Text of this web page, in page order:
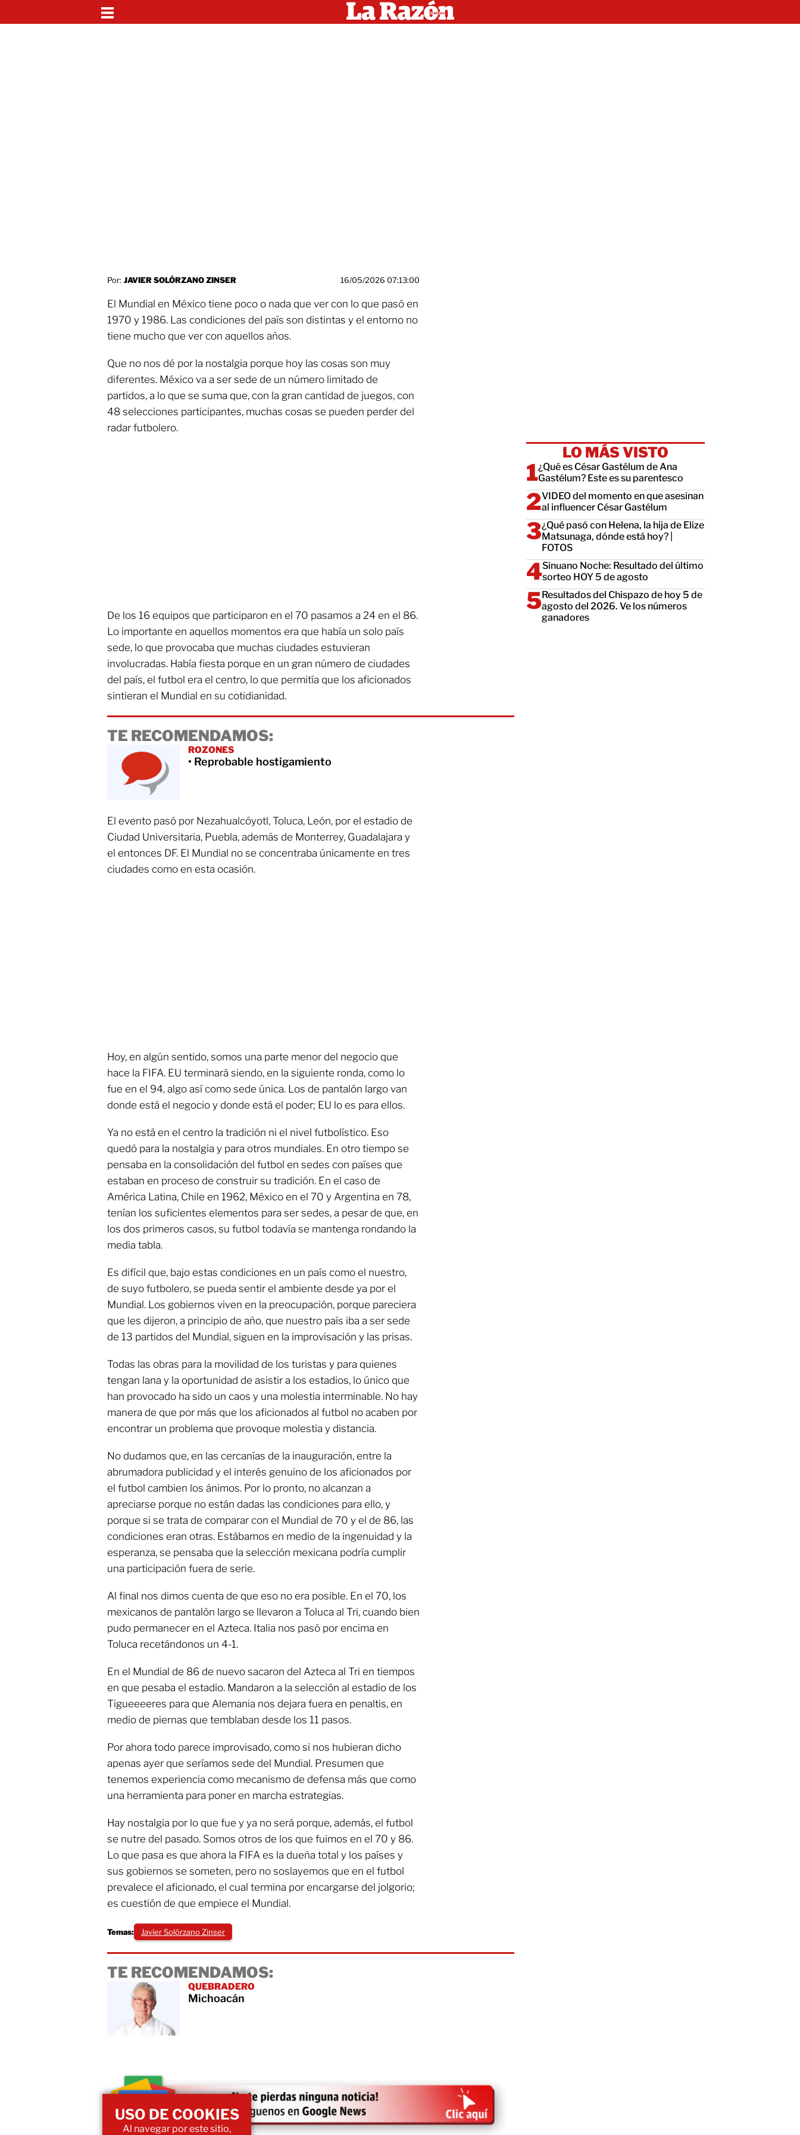
Por: JAVIER SOLÓRZANO ZINSER 16/05/2026 07:13:00
El Mundial en México tiene poco o nada que ver con lo que pasó en
1970 y 1986. Las condiciones del país son distintas y el entorno no
tiene mucho que ver con aquellos años.
Que no nos dé por la nostalgia porque hoy las cosas son muy
diferentes. México va a ser sede de un número limitado de
partidos, a lo que se suma que, con la gran cantidad de juegos, con
48 selecciones participantes, muchas cosas se pueden perder del
radar futbolero.
De los 16 equipos que participaron en el 70 pasamos a 24 en el 86.
Lo importante en aquellos momentos era que había un solo país
sede, lo que provocaba que muchas ciudades estuvieran
involucradas. Había fiesta porque en un gran número de ciudades
del país, el futbol era el centro, lo que permitía que los aficionados
sintieran el Mundial en su cotidianidad.
TE RECOMENDAMOS:
ROZONES
• Reprobable hostigamiento
El evento pasó por Nezahualcóyotl, Toluca, León, por el estadio de
Ciudad Universitaria, Puebla, además de Monterrey, Guadalajara y
el entonces DF. El Mundial no se concentraba únicamente en tres
ciudades como en esta ocasión.
Hoy, en algún sentido, somos una parte menor del negocio que
hace la FIFA. EU terminará siendo, en la siguiente ronda, como lo
fue en el 94, algo así como sede única. Los de pantalón largo van
donde está el negocio y donde está el poder; EU lo es para ellos.
Ya no está en el centro la tradición ni el nivel futbolístico. Eso
quedó para la nostalgia y para otros mundiales. En otro tiempo se
pensaba en la consolidación del futbol en sedes con países que
estaban en proceso de construir su tradición. En el caso de
América Latina, Chile en 1962, México en el 70 y Argentina en 78,
tenían los suficientes elementos para ser sedes, a pesar de que, en
los dos primeros casos, su futbol todavía se mantenga rondando la
media tabla.
Es difícil que, bajo estas condiciones en un país como el nuestro,
de suyo futbolero, se pueda sentir el ambiente desde ya por el
Mundial. Los gobiernos viven en la preocupación, porque pareciera
que les dijeron, a principio de año, que nuestro país iba a ser sede
de 13 partidos del Mundial, siguen en la improvisación y las prisas.
Todas las obras para la movilidad de los turistas y para quienes
tengan lana y la oportunidad de asistir a los estadios, lo único que
han provocado ha sido un caos y una molestia interminable. No hay
manera de que por más que los aficionados al futbol no acaben por
encontrar un problema que provoque molestia y distancia.
No dudamos que, en las cercanías de la inauguración, entre la
abrumadora publicidad y el interés genuino de los aficionados por
el futbol cambien los ánimos. Por lo pronto, no alcanzan a
apreciarse porque no están dadas las condiciones para ello, y
porque si se trata de comparar con el Mundial de 70 y el de 86, las
condiciones eran otras. Estábamos en medio de la ingenuidad y la
esperanza, se pensaba que la selección mexicana podría cumplir
una participación fuera de serie.
Al final nos dimos cuenta de que eso no era posible. En el 70, los
mexicanos de pantalón largo se llevaron a Toluca al Tri, cuando bien
pudo permanecer en el Azteca. Italia nos pasó por encima en
Toluca recetándonos un 4-1.
En el Mundial de 86 de nuevo sacaron del Azteca al Tri en tiempos
en que pesaba el estadio. Mandaron a la selección al estadio de los
Tigueeeeres para que Alemania nos dejara fuera en penaltis, en
medio de piernas que temblaban desde los 11 pasos.
Por ahora todo parece improvisado, como si nos hubieran dicho
apenas ayer que seríamos sede del Mundial. Presumen que
tenemos experiencia como mecanismo de defensa más que como
una herramienta para poner en marcha estrategias.
Hay nostalgia por lo que fue y ya no será porque, además, el futbol
se nutre del pasado. Somos otros de los que fuimos en el 70 y 86.
Lo que pasa es que ahora la FIFA es la dueña total y los países y
sus gobiernos se someten, pero no soslayemos que en el futbol
prevalece el aficionado, el cual termina por encargarse del jolgorio;
es cuestión de que empiece el Mundial.
Temas: Javier Solórzano Zinser
TE RECOMENDAMOS:
QUEBRADERO
Michoacán
LO MÁS VISTO
¿Qué es César Gastélum de Ana
Gastélum? Este es su parentesco
VIDEO del momento en que asesinan
al influencer César Gastélum
¿Qué pasó con Helena, la hija de Elize
Matsunaga, dónde está hoy? |
FOTOS
Sinuano Noche: Resultado del último
sorteo HOY 5 de agosto
Resultados del Chispazo de hoy 5 de
agosto del 2026. Ve los números
ganadores
USO DE COOKIES
Al navegar por este sitio,